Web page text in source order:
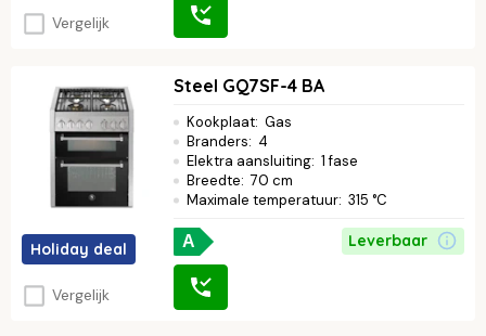
Vergelijk
Holiday deal
Vergelijk
Steel GQ7SF-4 BA
Kookplaat: Gas
Branders: 4
Elektra aansluiting: 1 fase
Breedte: 70 cm
Maximale temperatuur: 315 °C
A Leverbaar